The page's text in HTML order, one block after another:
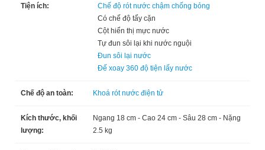
Tiện ích:
Chế độ rót nước chậm chống bỏng
Có chế độ tẩy cặn
Cột hiển thị mực nước
Tự đun sôi lại khi nước nguội
Đun sôi lại nước
Đế xoay 360 độ tiện lấy nước
Chế độ an toàn: Khoá rót nước điện tử
Kích thước, khối
lượng:
Ngang 18 cm - Cao 24 cm - Sâu 28 cm - Nặng
2.5 kg